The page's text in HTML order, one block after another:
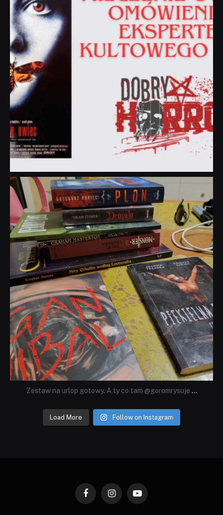
dobryhorror
Lip 31
Zestaw na urlop gotowy. A ty co tam @goromrysuje ...
Load More Follow on Instagram
FacebookInstagramYouTube